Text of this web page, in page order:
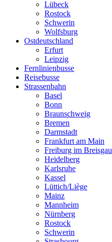
Lübeck
Rostock
Schwerin
Wolfsburg
Ostdeutschland
Erfurt
Leipzig
Fernlinienbusse
Reisebusse
Strassenbahn
Basel
Bonn
Braunschweig
Bremen
Darmstadt
Frankfurt am Main
Freiburg im Breisgau
Heidelberg
Karlsruhe
Kassel
Lüttich/Liège
Mainz
Mannheim
Nürnberg
Rostock
Schwerin